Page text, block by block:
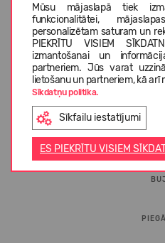
Mūsu mājaslapā tiek
funkcionalitātei,
personalizētam saturam un
PIEKRĪTU VISIEM
izmantošanai un
partneriem. Jūs varat
lietošanu un partneriem, kā
Sīkdatņu politika.
Sīkfailu iestatījumi
ES PIEKRĪTU VISIEM